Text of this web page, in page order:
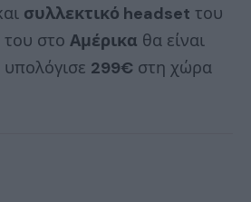
συλλεκτικό headset του
του στο Αμέρικα θα είναι
299€ στη χώρα